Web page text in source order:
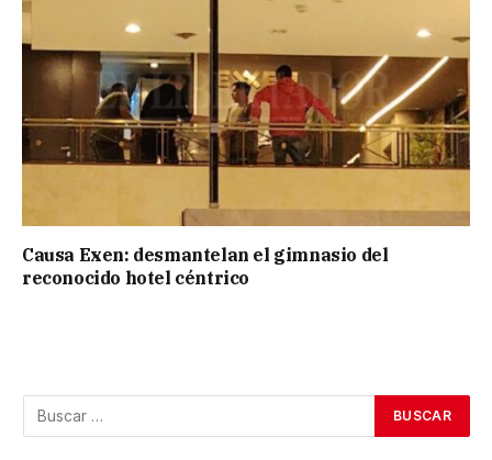
Causa Exen: desmantelan el gimnasio del
reconocido hotel céntrico